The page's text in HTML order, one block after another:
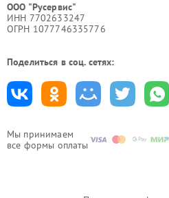
Мы принимаем
все формы оплаты
ООО "Русервис"
ИНН 7702633247
ОГРН 1077746335776
Поделиться в соц. сетях: